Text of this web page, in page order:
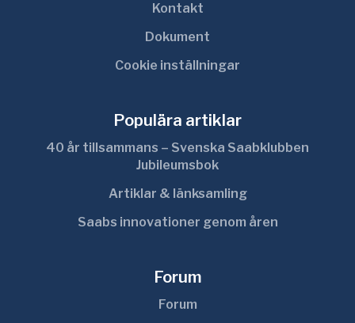
Kontakt
Dokument
Cookie inställningar
Populära artiklar
40 år tillsammans – Svenska Saabklubben
Jubileumsbok
Artiklar & länksamling
Saabs innovationer genom åren
Forum
Forum